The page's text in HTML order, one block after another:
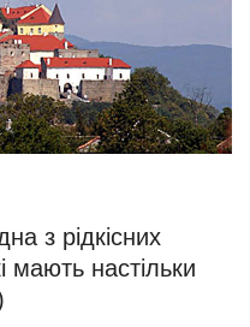
з рідкісних
мають настільки